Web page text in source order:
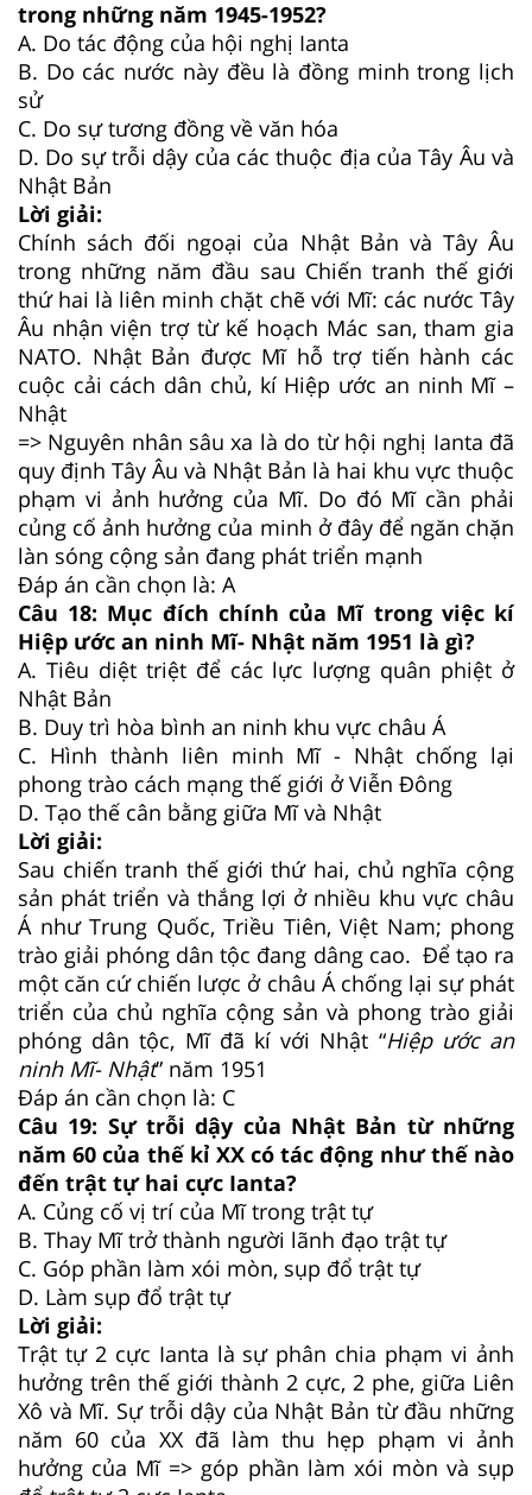
trong những năm 1945-1952?
A. Do tác động của hội nghị Ianta
B. Do các nước này đều là đồng minh trong lịch
sử
C. Do sự tương đồng về văn hóa
D. Do sự trỗi dậy của các thuộc địa của Tây Âu và
Nhật Bản
Lời giải:
Chính sách đối ngoại của Nhật Bản và Tây Âu
trong những năm đầu sau Chiến tranh thế giới
thứ hai là liên minh chặt chẽ với Mĩ: các nước Tây
Âu nhận viện trợ từ kế hoạch Mác san, tham gia
NATO. Nhật Bản được Mĩ hỗ trợ tiến hành các
cuộc cải cách dân chủ, kí Hiệp ước an ninh Mĩ –
Nhật
=> Nguyên nhân sâu xa là do từ hội nghị Ianta đã
quy định Tây Âu và Nhật Bản là hai khu vực thuộc
phạm vi ảnh hưởng của Mĩ. Do đó Mĩ cần phải
củng cố ảnh hưởng của minh ở đây để ngăn chặn
làn sóng cộng sản đang phát triển mạnh
Đáp án cần chọn là: A
Câu 18: Mục đích chính của Mĩ trong việc kí
Hiệp ước an ninh Mĩ- Nhật năm 1951 là gì?
A. Tiêu diệt triệt để các lực lượng quân phiệt ở
Nhật Bản
B. Duy trì hòa bình an ninh khu vực châu Á
C. Hình thành liên minh Mĩ - Nhật chống lại
phong trào cách mạng thế giới ở Viễn Đông
D. Tạo thế cân bằng giữa Mĩ và Nhật
Lời giải:
Sau chiến tranh thế giới thứ hai, chủ nghĩa cộng
sản phát triển và thắng lợi ở nhiều khu vực châu
Á như Trung Quốc, Triều Tiên, Việt Nam; phong
trào giải phóng dân tộc đang dâng cao. Để tạo ra
một căn cứ chiến lược ở châu Á chống lại sự phát
triển của chủ nghĩa cộng sản và phong trào giải
phóng dân tộc, Mĩ đã kí với Nhật “Hiệp ước an
ninh Mĩ- Nhật” năm 1951
Đáp án cần chọn là: C
Câu 19: Sự trỗi dậy của Nhật Bản từ những
năm 60 của thế kỉ XX có tác động như thế nào
đến trật tự hai cực Ianta?
A. Củng cố vị trí của Mĩ trong trật tự
B. Thay Mĩ trở thành người lãnh đạo trật tự
C. Góp phần làm xói mòn, sụp đổ trật tự
D. Làm sụp đổ trật tự
Lời giải:
Trật tự 2 cực Ianta là sự phân chia phạm vi ảnh
hưởng trên thế giới thành 2 cực, 2 phe, giữa Liên
Xô và Mĩ. Sự trỗi dậy của Nhật Bản từ đầu những
năm 60 của XX đã làm thu hẹp phạm vi ảnh
hưởng của Mĩ => góp phần làm xói mòn và sụp